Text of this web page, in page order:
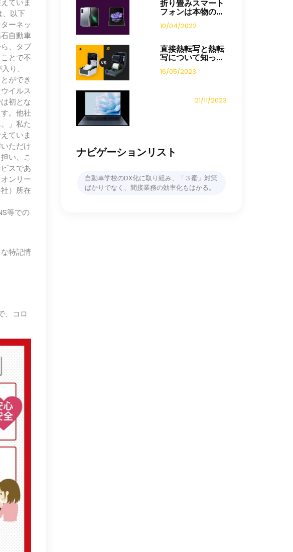
ていま
、以下
ーネッ
⾃動⾞
、タブ
とで不
り、
ができ
イルス
初とな
。他社
」私た
ていま
ただけ
い、こ
スであ
ンリー
）所在
等での
特記情
、コロ
折り畳みスマート
フォンは本物の...
10/04/2022
直接熱転写と熱転
写について知っ...
16/05/2023
21/11/2023
ナビゲーションリスト
⾃動⾞学校のDX化に取り組み、「３蜜」対策
ばかりでなく、間接業務の効率化もはかる。